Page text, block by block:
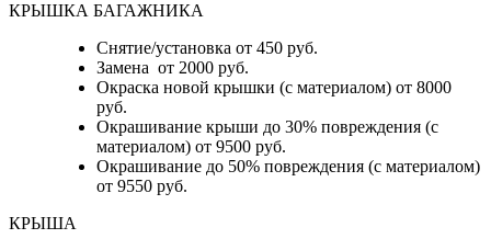
КРЫШКА БАГАЖНИКА
Снятие/установка от 450 руб.
Замена от 2000 руб.
Окраска новой крышки (с материалом) от 8000
руб.
Окрашивание крыши до 30% повреждения (с
материалом) от 9500 руб.
Окрашивание до 50% повреждения (с материалом)
от 9550 руб.
КРЫША